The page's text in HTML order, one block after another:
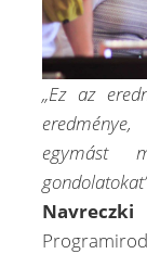
„Ez az
egymást